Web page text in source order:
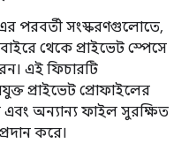
পরবর্তী সংস্করণগুলোতে,
থেকে প্রাইভেট স্পেসে
এই ফিচারটি
প্রাইভেট প্রোফাইলের
অন্যান্য ফাইল সুরক্ষিত
করে।